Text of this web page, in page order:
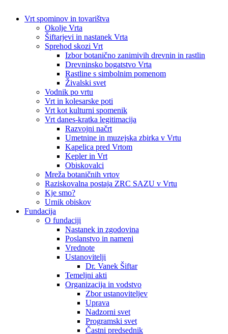
Vrt spominov in tovarištva
Okolje Vrta
Šiftarjevi in nastanek Vrta
Sprehod skozi Vrt
Izbor botanično zanimivih drevnin in rastlin
Drevninsko bogatstvo Vrta
Rastline s simbolnim pomenom
Živalski svet
Vodnik po vrtu
Vrt in kolesarske poti
Vrt kot kulturni spomenik
Vrt danes-kratka legitimacija
Razvojni načrt
Umetnine in muzejska zbirka v Vrtu
Kapelica pred Vrtom
Kepler in Vrt
Obiskovalci
Mreža botaničnih vrtov
Raziskovalna postaja ZRC SAZU v Vrtu
Kje smo?
Urnik obiskov
Fundacija
O fundaciji
Nastanek in zgodovina
Poslanstvo in nameni
Vrednote
Ustanovitelji
Dr. Vanek Šiftar
Temeljni akti
Organizacija in vodstvo
Zbor ustanoviteljev
Uprava
Nadzorni svet
Programski svet
Častni predsednik